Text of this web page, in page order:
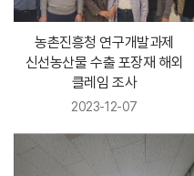
농촌진흥청 연구개발과제
신선농산물 수출 포장재 해외
클레임 조사
2023-12-07